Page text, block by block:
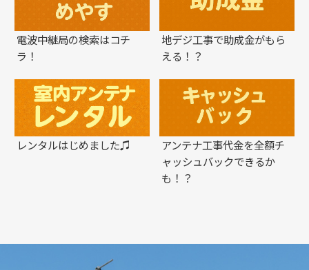
電波中継局の検索はコチ
ラ！
地デジ工事で助成金がもら
える！？
レンタルはじめました♫
アンテナ工事代金を全額チ
ャッシュバックできるか
も！？